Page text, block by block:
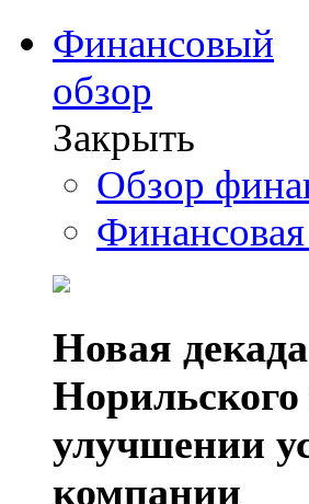
Финансовый
обзор
Закрыть
Обзор
Новая
улучшении
компании